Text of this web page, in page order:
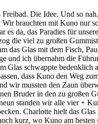
Freibad. Die Idee. Und so
Wir brauchten mit Kuno nur
es da, das Paradies für
die viel zu großen
das Glas mit dem Fisch,
und ich übernahm die
Glas schwappte bedenklich
dass Kuno den Weg
wir mussten den Zaun
Bruder in den zu großen
standen wir alle vier +
Charlotte hielt das
kurz, wo Kuno am besten